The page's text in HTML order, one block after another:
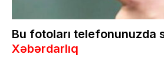
Bu fotoları telefonunuzda
Xəbərdarlıq